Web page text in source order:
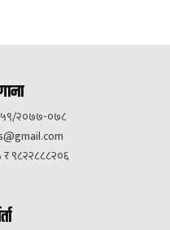
२०७७-०७८
९८२२८८८२०६